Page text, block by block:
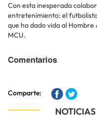
Con esta inesperada
entretenimiento: el
que ha dado vida al
MCU.
Comentarios
Comparte: